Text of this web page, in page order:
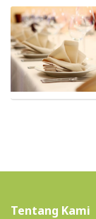
Tentang Kami